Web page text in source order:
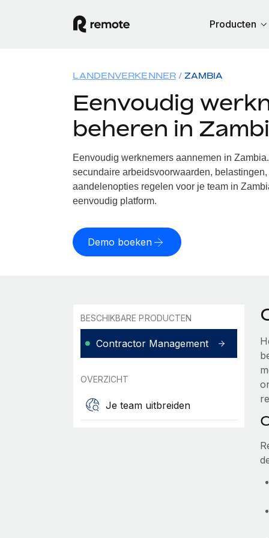
Producten
LANDENVERKENNER ZAMBIA
Eenvoudig
beheren in
Eenvoudig werknemers aannemen in
secundaire arbeidsvoorwaarden,
aandelenopties regelen voor je team in
eenvoudig platform.
Demo boeken
BESCHIKBARE PRODUCTEN
Contractor Management
OVERZICHT
Je team uitbreiden